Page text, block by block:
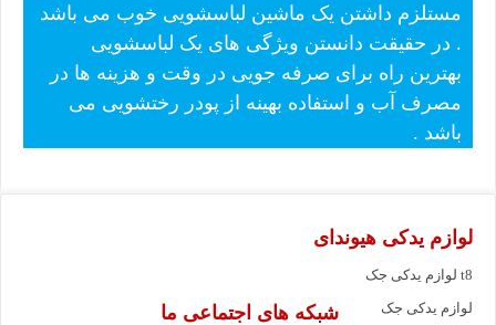
مستلزم داشتن یک ماشین لباسشویی خوب می باشد
. در حقیقت دانستن ویژگی های یک لباسشویی
بهترین راه برای صرفه جویی در وقت و هزینه ها در
مصرف آب و استفاده بهینه از پودر رختشویی می
باشد .
لوازم یدکی هیوندای
لوازم یدکی جک t8
لوازم یدکی جک
شبکه های اجتماعی ما